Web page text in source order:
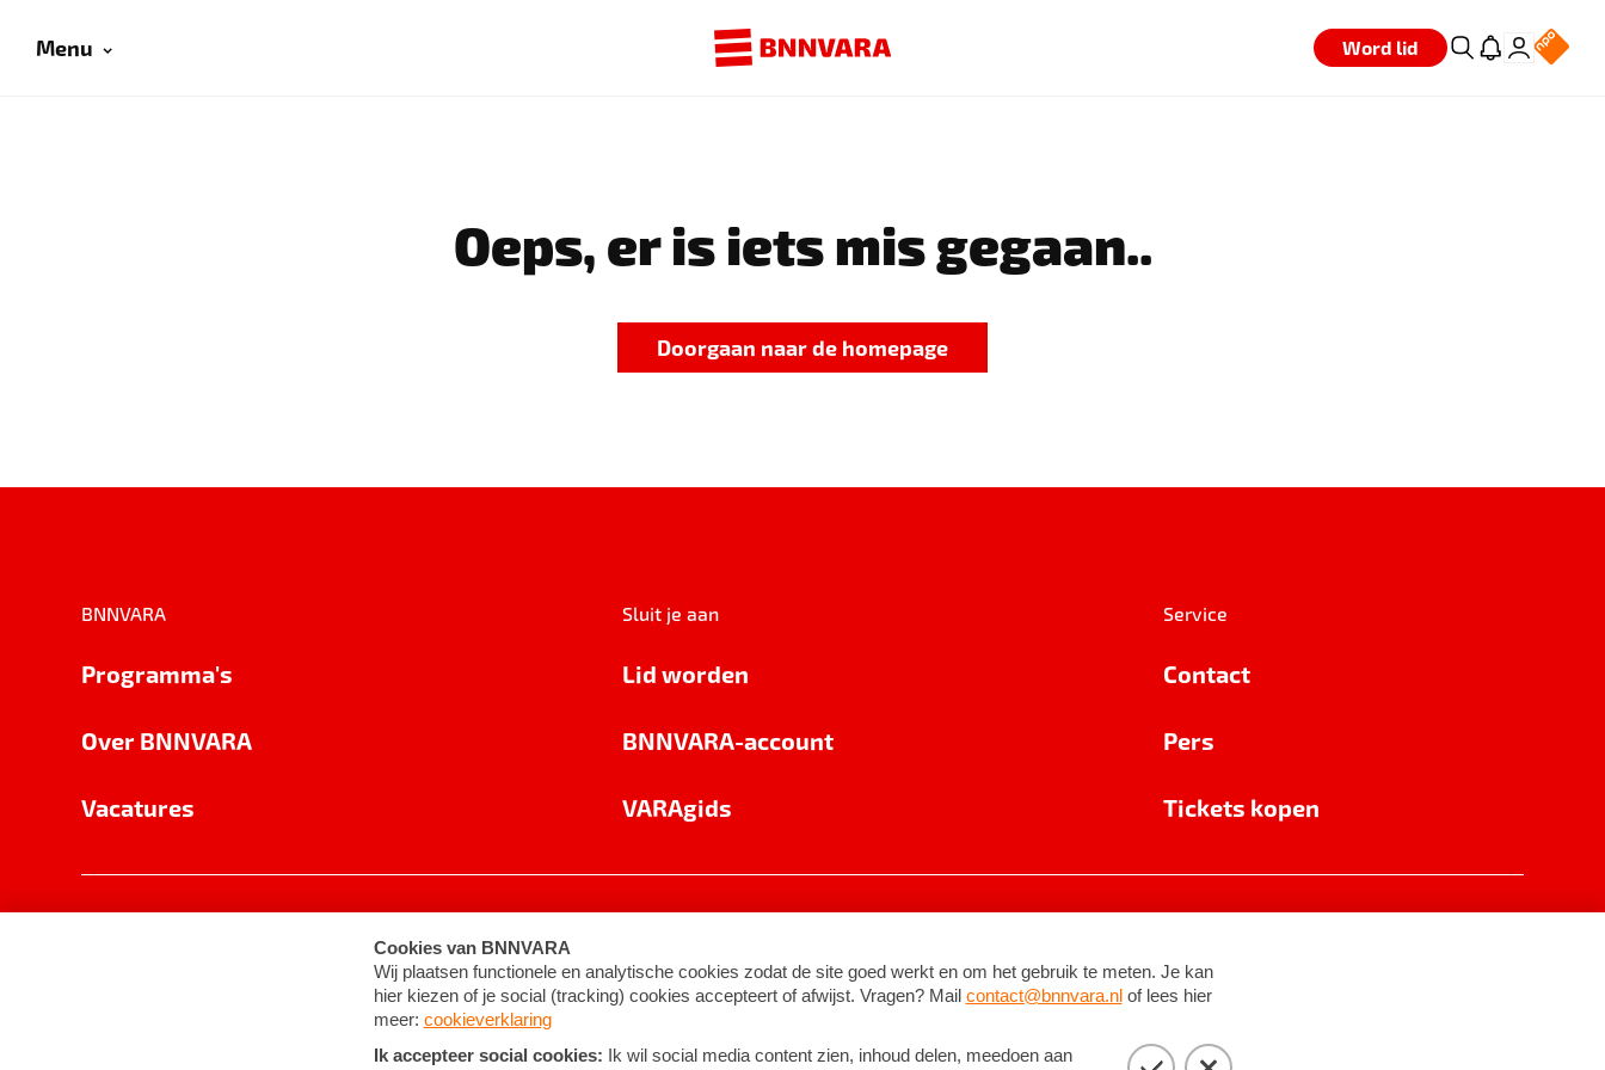
Menu Word lid
Oeps, er is iets mis gegaan..
Doorgaan naar de homepage
BNNVARA
Programma's
Over BNNVARA
Vacatures
Sluit je aan
Lid worden
BNNVARA-account
VARAgids
Service
Contact
Pers
Tickets kopen
Cookie-instellingen Algemene voorwaarden ©2026BNNVARA